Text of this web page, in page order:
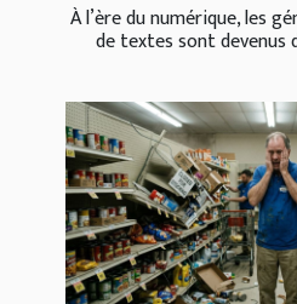
À l’ère du numérique, les
de textes sont devenus